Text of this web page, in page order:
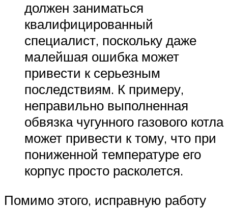
должен заниматься
квалифицированный
специалист, поскольку даже
малейшая ошибка может
привести к серьезным
последствиям. К примеру,
неправильно выполненная
обвязка чугунного газового котла
может привести к тому, что при
пониженной температуре его
корпус просто расколется.
Помимо этого, исправную работу